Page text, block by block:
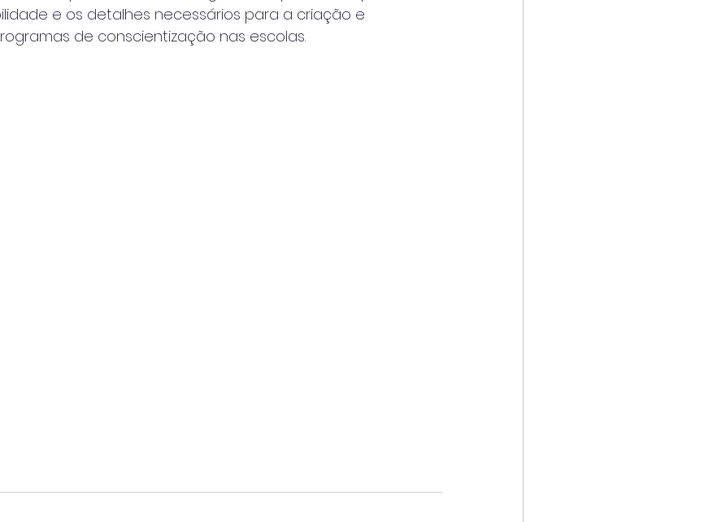
e os detalhes necessários para a criação e
de conscientização nas escolas.